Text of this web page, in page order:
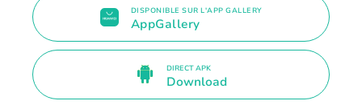
DISPONIBLE SUR L'APP GALLERY
AppGallery
DIRECT APK
Download